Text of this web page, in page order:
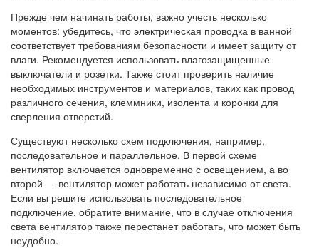
Прежде чем начинать работы, важно учесть несколько
моментов: убедитесь, что электрическая проводка в ванной
соответствует требованиям безопасности и имеет защиту от
влаги. Рекомендуется использовать влагозащищенные
выключатели и розетки. Также стоит проверить наличие
необходимых инструментов и материалов, таких как провод
различного сечения, клеммники, изолента и коронки для
сверления отверстий.
Существуют несколько схем подключения, например,
последовательное и параллельное. В первой схеме
вентилятор включается одновременно с освещением, а во
второй — вентилятор может работать независимо от света.
Если вы решите использовать последовательное
подключение, обратите внимание, что в случае отключения
света вентилятор также перестанет работать, что может быть
неудобно.